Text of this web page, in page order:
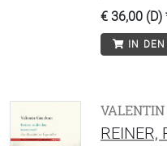
und
€ 36,00 (D)
IN
VALENTIN
REINER,